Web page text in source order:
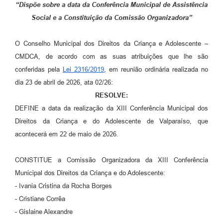
Contratos
Arquivos para Download
Galeria de Vídeos
Links
“Dispõe sobre a data da Conferência Municipal de Assistência
Social e a Constituição da Comissão Organizadora”
O Conselho Municipal dos Direitos da Criança e Adolescente –
CMDCA, de acordo com as suas atribuições que lhe são
conferidas pela Lei 2316/2019 , em reunião ordinária realizada no
dia 23 de abril de 2026, ata 02/26:
RESOLVE:
DEFINE a data da realização da XIII Conferência Municipal dos
Direitos da Criança e do Adolescente de Valparaíso, que
acontecerá em 22 de maio de 2026.
CONSTITUE a Comissão Organizadora da XIII Conferência
Municipal dos Direitos da Criança e do Adolescente:
- Ivania Cristina da Rocha Borges
- Cristiane Corrêa
- Gislaine Alexandre